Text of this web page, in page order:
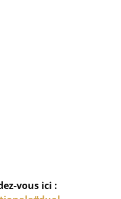
vous ici :